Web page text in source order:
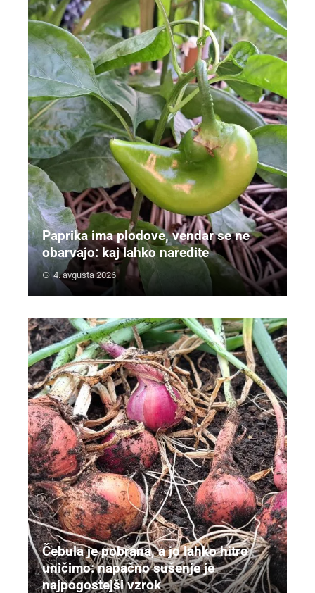
Paprika ima plodove, vendar se ne
obarvajo: kaj lahko naredite
4. avgusta 2026
Čebula je pobrana, a jo lahko hitro
uničimo: napačno sušenje je
najpogostejši vzrok